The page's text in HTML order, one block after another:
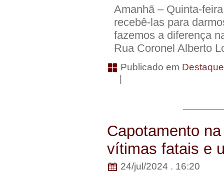
Amanhã – Quinta-
recebê-las para
fazemos a diferença
Rua Coronel Alberto
Publicado em
Capotamento
vítimas fatais e
24/jul/2024 . 16:20